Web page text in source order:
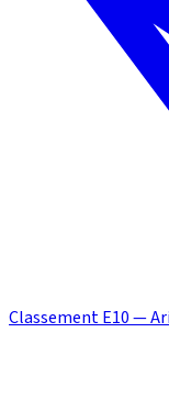
Classement E10 —